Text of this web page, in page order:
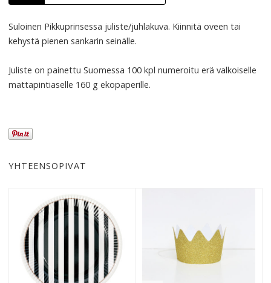
Suloinen Pikkuprinsessa juliste/juhlakuva. Kiinnitä oveen tai
kehystä pienen sankarin seinälle.
Juliste on painettu Suomessa 100 kpl numeroitu erä valkoiselle
mattapintiaselle 160 g ekopaperille.
YHTEENSOPIVAT